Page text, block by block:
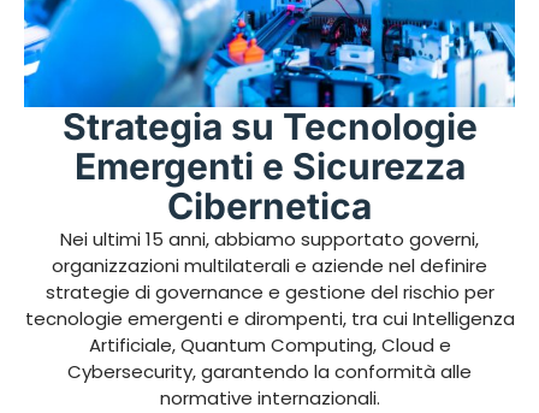
Strategia su Tecnologie
Emergenti e Sicurezza
Cibernetica
Nei ultimi 15 anni, abbiamo supportato governi,
organizzazioni multilaterali e aziende nel definire
strategie di governance e gestione del rischio per
tecnologie emergenti e dirompenti, tra cui Intelligenza
Artificiale, Quantum Computing, Cloud e
Cybersecurity, garantendo la conformità alle
normative internazionali.